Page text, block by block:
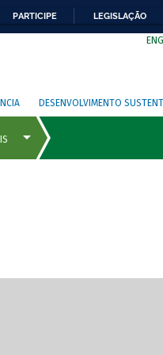
PARTICIPE LEGISLAÇÃO
DESENVOLVIMENTO
de